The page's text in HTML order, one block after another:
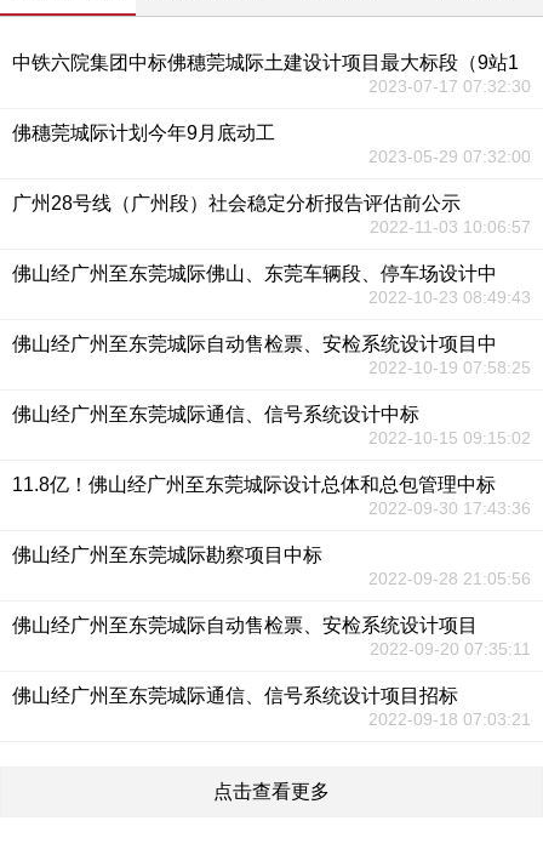
中铁六院集团中标佛穗莞城际土建设计项目最大标段（9站1
2023-07-17 07:32:30
佛穗莞城际计划今年9月底动工
2023-05-29 07:32:00
广州28号线（广州段）社会稳定分析报告评估前公示
2022-11-03 10:06:57
佛山经广州至东莞城际佛山、东莞车辆段、停车场设计中
2022-10-23 08:49:43
佛山经广州至东莞城际自动售检票、安检系统设计项目中
2022-10-19 07:58:25
佛山经广州至东莞城际通信、信号系统设计中标
2022-10-15 09:15:02
11.8亿！佛山经广州至东莞城际设计总体和总包管理中标
2022-09-30 17:43:36
佛山经广州至东莞城际勘察项目中标
2022-09-28 21:05:56
佛山经广州至东莞城际自动售检票、安检系统设计项目
2022-09-20 07:35:11
佛山经广州至东莞城际通信、信号系统设计项目招标
2022-09-18 07:03:21
点击查看更多